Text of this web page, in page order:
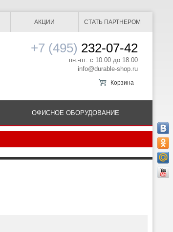
АКЦИИ СТАТЬ ПАРТНЕРОМ
+7 (495) 232-07-42
пн.-пт: с 10:00 до 18:00
info@durable-shop.ru
Корзина
ОФИСНОЕ ОБОРУДОВАНИЕ